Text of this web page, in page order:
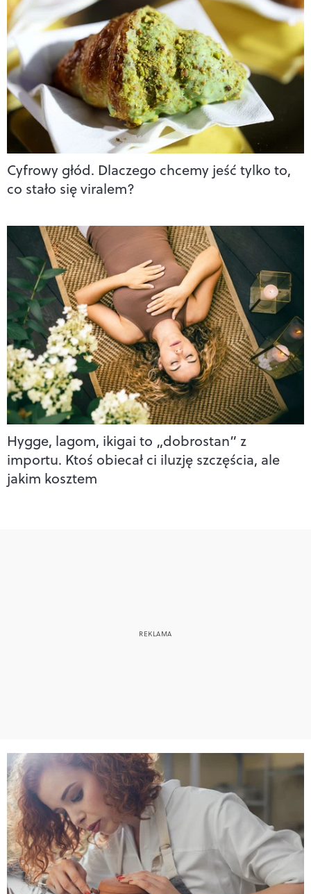
Cyfrowy głód. Dlaczego chcemy jeść tylko to,
co stało się viralem?
Hygge, lagom, ikigai to „dobrostan” z
importu. Ktoś obiecał ci iluzję szczęścia, ale
jakim kosztem